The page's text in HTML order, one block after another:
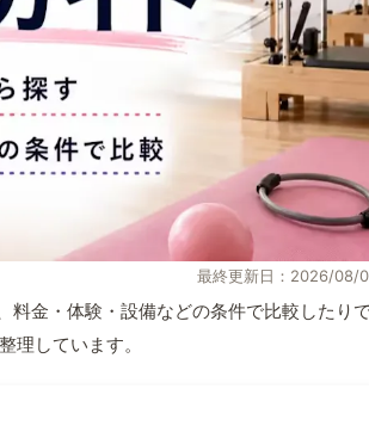
最終更新日：2026/08/
料金・体験・設備などの条件で比較したり
理しています。